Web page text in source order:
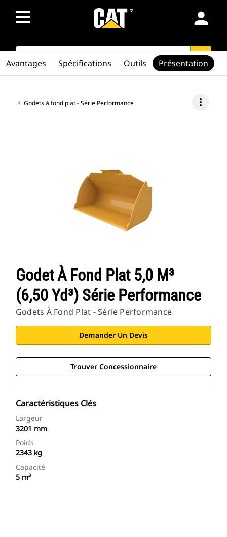
person
SEARCH search
Godets à fond plat - Série Performance more_vert
Godet À Fond Plat 5,0 M³
(6,50 Yd³) Série Performance
Godets À Fond Plat - Série Performance
Demander Un Devis
Trouver Concessionnaire
Caractéristiques Clés
Largeur
3201 mm
Poids
2343 kg
Capacité
5 m³
Avantages Spécifications Outils Présentation